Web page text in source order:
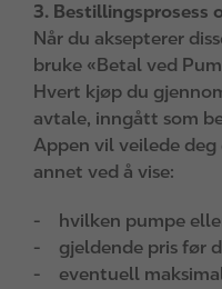
3. Bestillingsprosess
Når du aksepterer
bruke «Betal ved
Hvert kjøp du
avtale, inngått som
Appen vil veilede
annet ved å vise:
- hvilken pumpe
- gjeldende pris før
- eventuell maksimal